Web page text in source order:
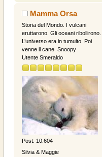
Mamma Orsa
Storia del Mondo. I vulcani
eruttarono. Gli oceani ribollirono.
L’universo era in tumulto. Poi
venne il cane. Snoopy
Utente Smeraldo
Post: 10.604
Silvia & Maggie